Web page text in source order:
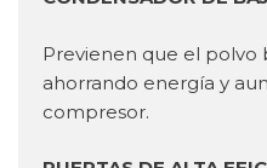
Previenen que el polvo
ahorrando energía y
compresor.